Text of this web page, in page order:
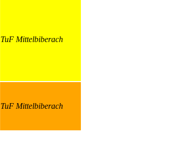
TuF Mittelbiberach
TuF Mittelbiberach